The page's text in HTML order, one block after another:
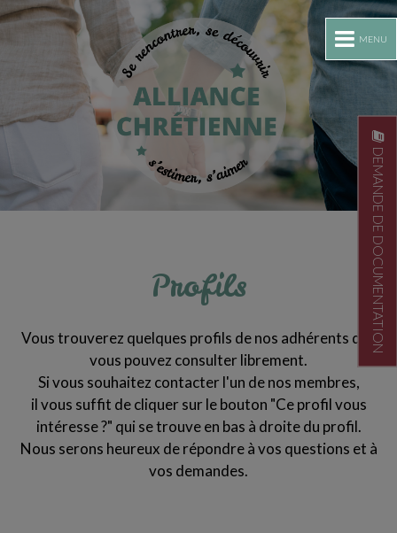
MENU
DEMANDE DE DOCUMENTATION
Profils
Vous trouverez quelques profils de nos adhérents que
vous pouvez consulter librement.
Si vous souhaitez contacter l'un de nos membres,
il vous suffit de cliquer sur le bouton "Ce profil vous
intéresse ?" qui se trouve en bas à droite du profil.
Nous serons heureux de répondre à vos questions et à
vos demandes.